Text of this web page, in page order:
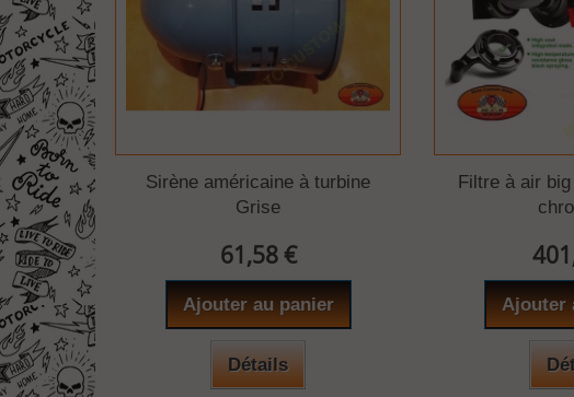
Sirène américaine à turbine
Grise
61,58 €
Ajouter au panier
Détails
Filtre à air
Ajouter